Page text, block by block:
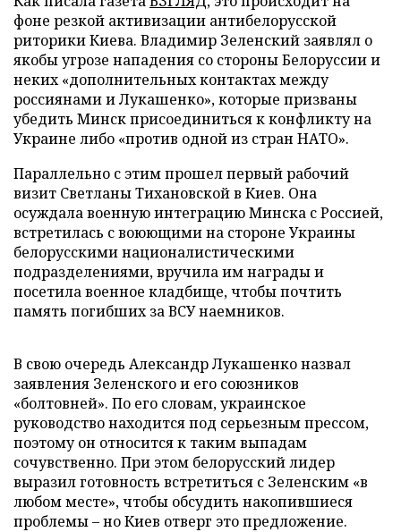
фоне резкой активизации антибелорусской
риторики Киева. Владимир Зеленский заявлял о
якобы угрозе нападения со стороны Белоруссии и
неких «дополнительных контактах между
россиянами и Лукашенко», которые призваны
убедить Минск присоединиться к конфликту на
Украине либо «против одной из стран НАТО».
Параллельно с этим прошел первый рабочий
визит Светланы Тихановской в Киев. Она
осуждала военную интеграцию Минска с Россией,
встретилась с воюющими на стороне Украины
белорусскими националистическими
подразделениями, вручила им награды и
посетила военное кладбище, чтобы почтить
память погибших за ВСУ наемников.
В свою очередь Александр Лукашенко назвал
заявления Зеленского и его союзников
«болтовней». По его словам, украинское
руководство находится под серьезным прессом,
поэтому он относится к таким выпадам
сочувственно. При этом белорусский лидер
выразил готовность встретиться с Зеленским «в
любом месте», чтобы обсудить накопившиеся
проблемы – но Киев отверг это предложение.